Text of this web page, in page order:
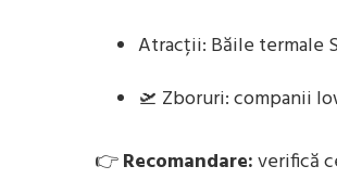
Atracții: Băile termale
🛫 Zboruri: companii
👉Recomandare:verifică